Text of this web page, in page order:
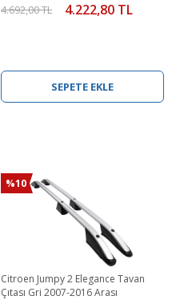
4.692,00 TL 4.222,80 TL
SEPETE EKLE
%10
Citroen Jumpy 2 Elegance Tavan
Çıtası Gri 2007-2016 Arası